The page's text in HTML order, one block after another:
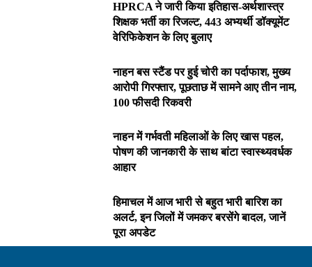
HPRCA ने जारी किया इतिहास-अर्थशास्त्र
शिक्षक भर्ती का रिजल्ट, 443 अभ्यर्थी डॉक्यूमेंट
वेरिफिकेशन के लिए बुलाए
नाहन बस स्टैंड पर हुई चोरी का पर्दाफाश, मुख्य
आरोपी गिरफ्तार, पूछताछ में सामने आए तीन नाम,
100 फीसदी रिकवरी
नाहन में गर्भवती महिलाओं के लिए खास पहल,
पोषण की जानकारी के साथ बांटा स्वास्थ्यवर्धक
आहार
हिमाचल में आज भारी से बहुत भारी बारिश का
अलर्ट, इन जिलों में जमकर बरसेंगे बादल, जानें
पूरा अपडेट